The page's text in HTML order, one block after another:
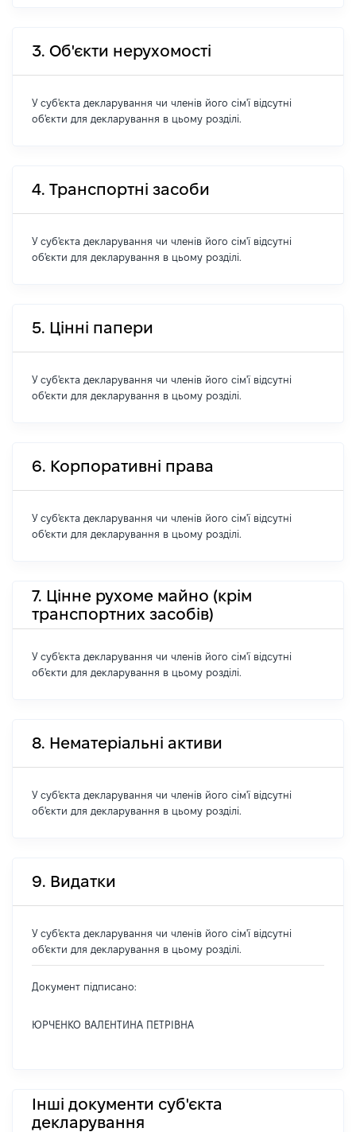
3. Об'єкти нерухомості
У суб'єкта декларування чи членів його сім'ї відсутні
об'єкти для декларування в цьому розділі.
4. Транспортні засоби
У суб'єкта декларування чи членів його сім'ї відсутні
об'єкти для декларування в цьому розділі.
5. Цінні папери
У суб'єкта декларування чи членів його сім'ї відсутні
об'єкти для декларування в цьому розділі.
6. Корпоративні права
У суб'єкта декларування чи членів його сім'ї відсутні
об'єкти для декларування в цьому розділі.
7. Цінне рухоме майно (крім
транспортних засобів)
У суб'єкта декларування чи членів його сім'ї відсутні
об'єкти для декларування в цьому розділі.
8. Нематеріальні активи
У суб'єкта декларування чи членів його сім'ї відсутні
об'єкти для декларування в цьому розділі.
9. Видатки
У суб'єкта декларування чи членів його сім'ї відсутні
об'єкти для декларування в цьому розділі.
Документ підписано:
ЮРЧЕНКО ВАЛЕНТИНА ПЕТРІВНА
Інші документи суб'єкта
декларування